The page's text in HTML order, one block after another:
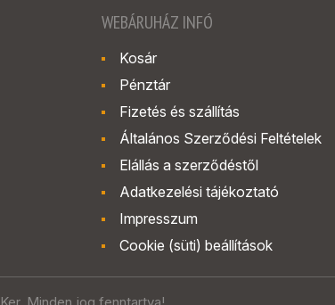
WEBÁRUHÁZ INFÓ
Kosár
Pénztár
Fizetés és szállítás
Általános Szerződési Feltételek
Elállás a szerződéstől
Adatkezelési tájékoztató
Impresszum
Cookie (süti) beállítások